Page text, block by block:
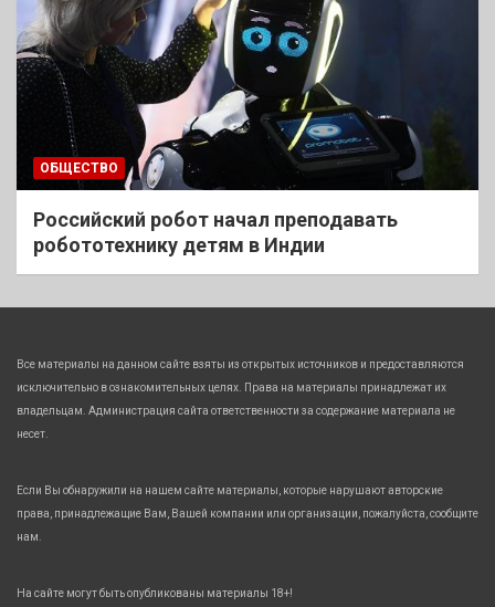
ОБЩЕСТВО
Российский робот начал преподавать
робототехнику детям в Индии
Все материалы на данном сайте взяты из открытых источников и предоставляются
исключительно в ознакомительных целях. Права на материалы принадлежат их
владельцам. Администрация сайта ответственности за содержание материала не
несет.
Если Вы обнаружили на нашем сайте материалы, которые нарушают авторские
права, принадлежащие Вам, Вашей компании или организации, пожалуйста, сообщите
нам.
На сайте могут быть опубликованы материалы 18+!